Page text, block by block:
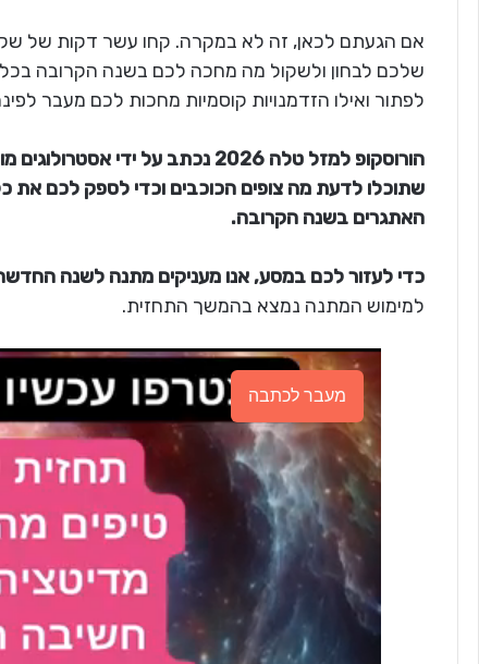
אם הגעתם לכאן, זה לא במקרה. קחו עשר דקות של
שלכם לבחון ולשקול מה מחכה לכם בשנה הקרובה בכל
לפתור ואילו הזדמנויות קוסמיות מחכות לכם מעבר
הורוסקופ למזל טלה 2026 נכתב על
שתוכלו לדעת מה צופים הכוכבים וכדי לספק לכם את
האתגרים בשנה הקרובה.
כדי לעזור לכם במסע, אנו מעניקים מתנה לשנה
למימוש המתנה נמצא בהמשך התחזית.
מעבר לכתבה